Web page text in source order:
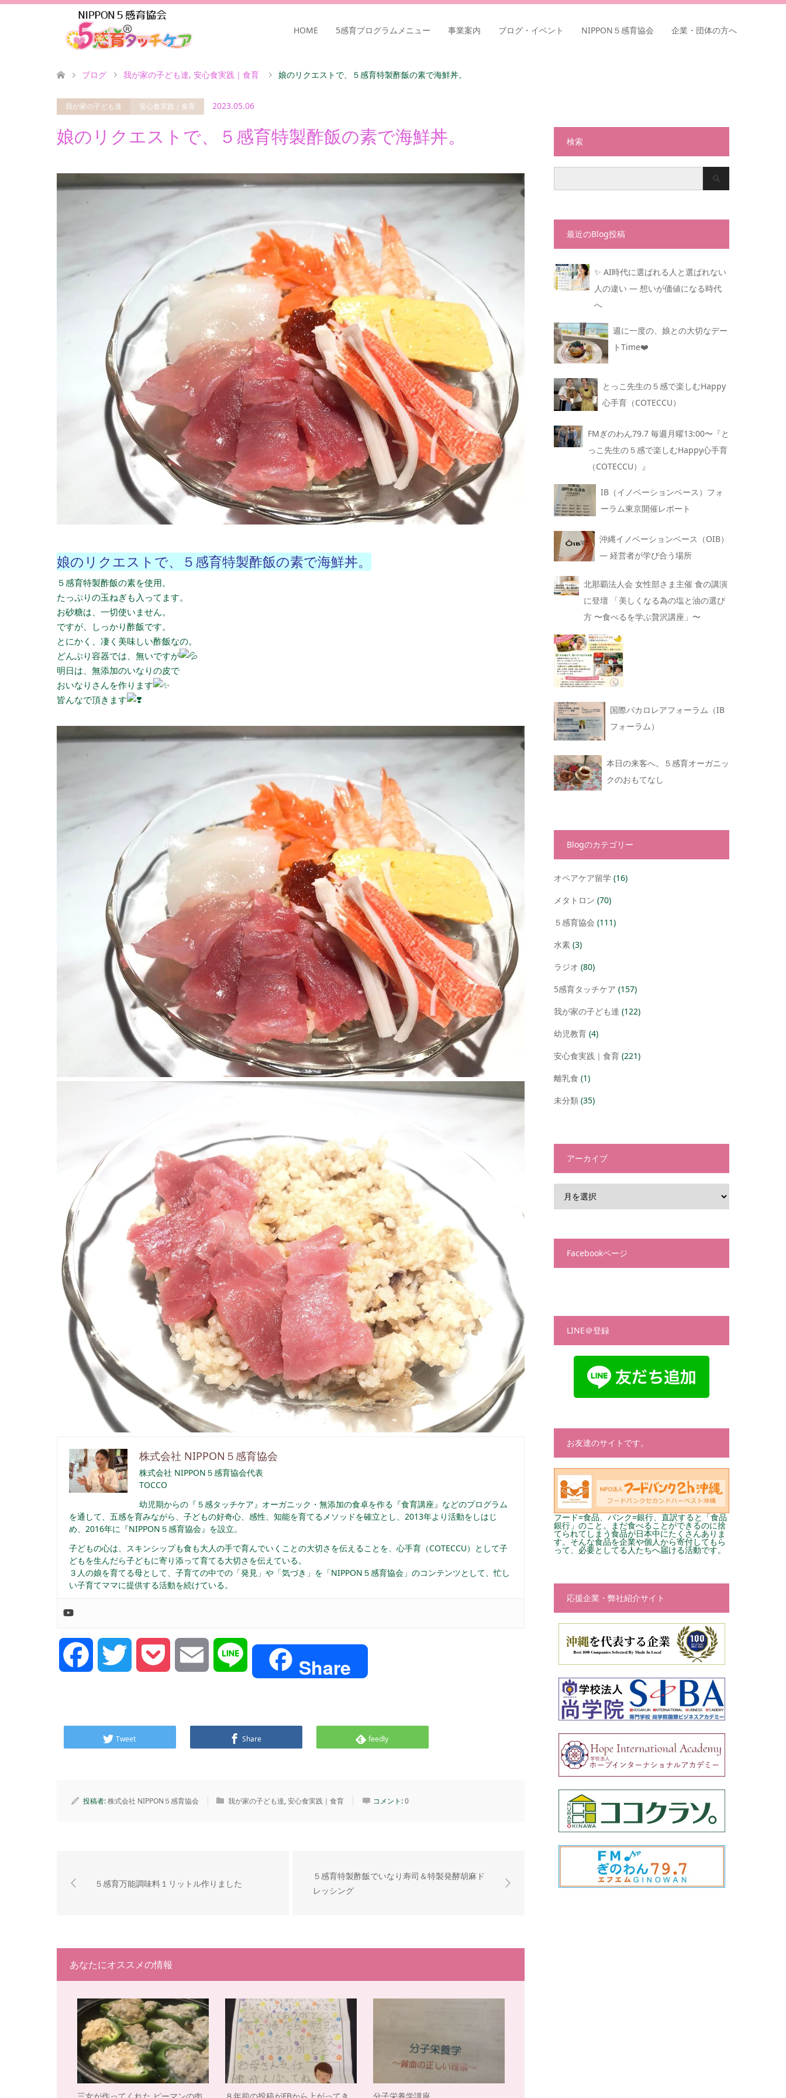
HOME 5感育プログラムメニュー 事業案内 ブログ・イベント NIPPON５感育協会 企業・団体の方へ
ブログ 我が家の子ども達, 安心食実践｜食育 娘のリクエストで、５感育特製酢飯の素で海鮮丼。
我が家の子ども達 安心食実践｜食育 2023.05.06
娘のリクエストで、５感育特製酢飯の素で海鮮丼。
娘のリクエストで、 ５感育特製酢飯の素で海鮮丼。
５感育特製酢飯の素を使用。
たっぷりの玉ねぎも入ってます。
お砂糖は、一切使いません。
ですが、しっかり酢飯です。
とにかく、凄く美味しい酢飯なの。
どんぶり容器では、無いですが
明日は、無添加のいなりの皮で
おいなりさんを作ります
皆んなで頂きます
株式会社 NIPPON５感育協会
株式会社 NIPPON５感育協会代表
TOCCO
幼児期からの『５感タッチケア』オーガニック・無添加の食卓を作る『食育講座』などのプログラム
を通して、五感を育みながら、子どもの好奇心、感性、知能を育てるメソッドを確立とし、2013年より活動をしはじ
め、2016年に『NIPPON５感育協会』を設立。
子どもの心は、スキンシップも食も大人の手で育んでいくことの大切さを伝えることを、心手育（COTECCU）として子
どもを生んだら子どもに寄り添って育てる大切さを伝えている。
３人の娘を育てる母として、子育ての中での「発見」や「気づき」を「NIPPON５感育協会」のコンテンツとして、忙し
い子育てママに提供する活動を続けている。
Facebook Twitter Pocket Email Share
Tweet Share feedly
投稿者:株式会社 NIPPON５感育協会 我が家の子ども達,安心食実践｜食育 コメント:0
５感育万能調味料１リットル作りました
５感育特製酢飯でいなり寿司＆特製発酵胡麻ド
レッシング
あなたにオススメの情報
検索
最近のBlog投稿
✨ AI時代に選ばれる人と選ばれない
人の違い — 想いが価値になる時代
へ
週に一度の、娘との大切なデー
トTime❤️
とっこ先生の５感で楽しむHappy
心手育（COTECCU）
FMぎのわん79.7 毎週月曜13:00〜『と
っこ先生の５感で楽しむHappy心手育
（COTECCU）』
IB（イノベーションベース）フォ
ーラム東京開催レポート
沖縄イノベーションベース（OIB）
— 経営者が学び合う場所
北那覇法人会 女性部さま主催 食の講演
に登壇 「美しくなる為の塩と油の選び
方 〜食べるを学ぶ贅沢講座」〜
国際バカロレアフォーラム（IB
フォーラム）
本日の来客へ。５感育オーガニッ
クのおもてなし
Blogのカテゴリー
オペアケア留学 (16)
メタトロン (70)
５感育協会 (111)
水素 (3)
ラジオ (80)
5感育タッチケア (157)
我が家の子ども達 (122)
幼児教育 (4)
安心食実践｜食育 (221)
離乳食 (1)
未分類 (35)
アーカイブ
Facebookページ
LINE＠登録
お友達のサイトです。
フード=食品、バンク=銀行、直訳すると「食品
銀行」のこと。まだ食べることができるのに捨
てられてしまう食品が日本中にたくさんありま
す。そんな食品を企業や個人から寄付してもら
って、必要としてる人たちへ届ける活動です。
応援企業・弊社紹介サイト